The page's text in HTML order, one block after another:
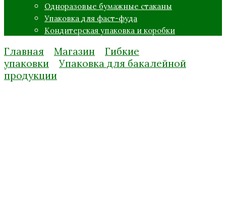
Одноразовые бумажные стаканы
Упаковка для фаст-фуда
Кондитерская упаковка и коробки
Главная Магазин
Гибкие
упаковки
Упаковка для бакалейной
продукции